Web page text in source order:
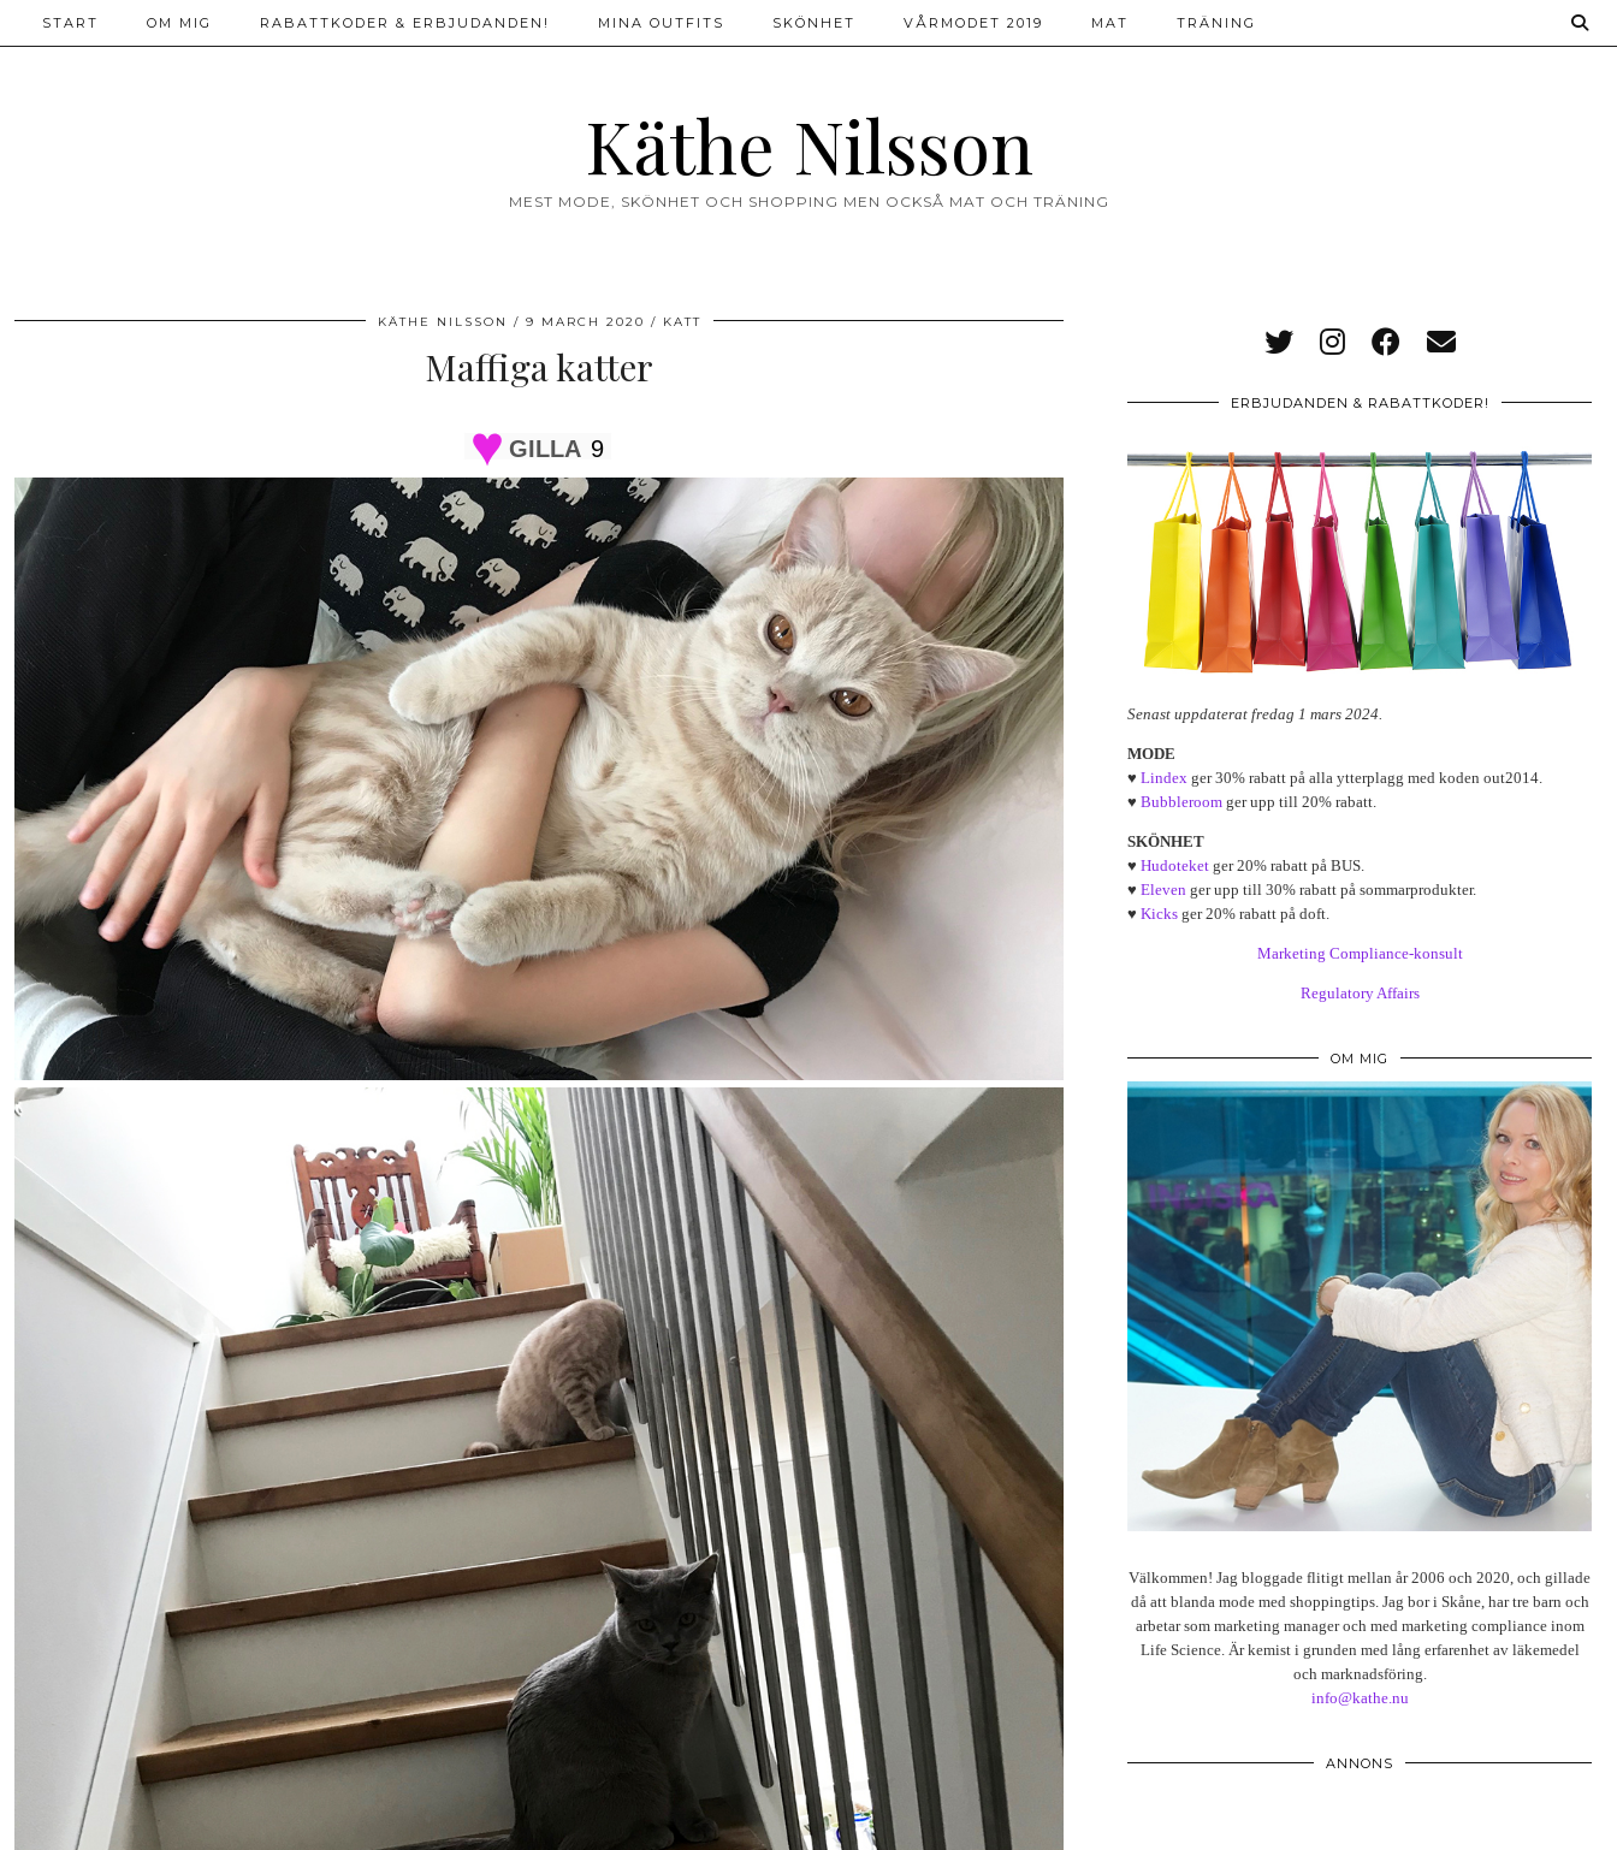
Käthe Nilsson
MEST MODE, SKÖNHET OCH SHOPPING MEN OCKSÅ MAT OCH TRÄNING
START OM MIG RABATTKODER & ERBJUDANDEN! MINA OUTFITS SKÖNHET VÅRMODET 2019 MAT TRÄNING
KÄTHE NILSSON 9 MARCH 2020 KATT
Maffiga katter
GILLA 9
ERBJUDANDEN & RABATTKODER!
Senast uppdaterat fredag 1 mars 2024.
MODE
♥ Lindex ger 30% rabatt på alla ytterplagg med koden out2014.
♥ Bubbleroom ger upp till 20% rabatt.
SKÖNHET
♥ Hudoteket ger 20% rabatt på BUS.
♥ Eleven ger upp till 30% rabatt på sommarprodukter.
♥ Kicks ger 20% rabatt på doft.
Marketing Compliance-konsult
Regulatory Affairs
OM MIG
Välkommen! Jag bloggade flitigt mellan år 2006 och 2020, och gillade
då att blanda mode med shoppingtips. Jag bor i Skåne, har tre barn och
arbetar som marketing manager och med marketing compliance inom
Life Science. Är kemist i grunden med lång erfarenhet av läkemedel
och marknadsföring.
info@kathe.nu
ANNONS